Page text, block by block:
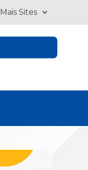
Mais Sites